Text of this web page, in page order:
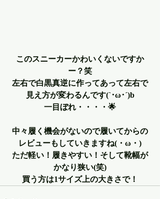
このスニーカーかわいくないですか
ー？笑
左右で白黒真逆に作ってあって左右で
見え方が変わるんです(`･ω･´)b
一目ぼれ・・・・🌟
中々履く機会がないので履いてからの
レビューもしていきますね(・ω・)
ただ軽い！履きやすい！そして靴幅が
かなり狭い(笑)
買う方は1サイズ上の大きさで！